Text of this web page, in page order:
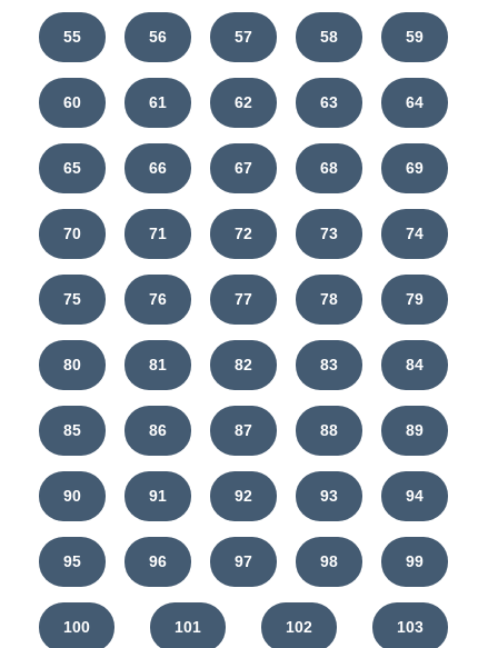
55 56 57 58 59
60 61 62 63 64
65 66 67 68 69
70 71 72 73 74
75 76 77 78 79
80 81 82 83 84
85 86 87 88 89
90 91 92 93 94
95 96 97 98 99
100 101 102 103